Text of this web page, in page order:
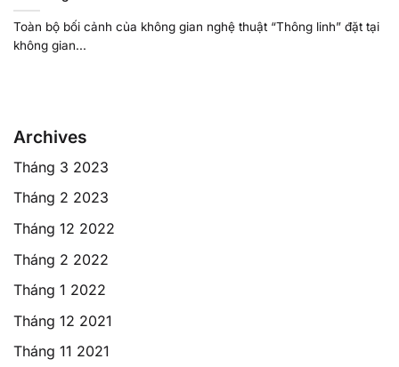
Toàn bộ bối cảnh của không gian nghệ thuật “Thông linh” đặt tại
không gian...
Archives
Tháng 3 2023
Tháng 2 2023
Tháng 12 2022
Tháng 2 2022
Tháng 1 2022
Tháng 12 2021
Tháng 11 2021